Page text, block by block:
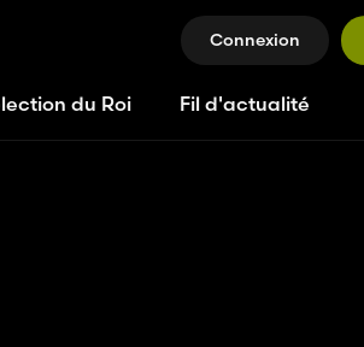
Connexion
du Roi Fil d'actualité